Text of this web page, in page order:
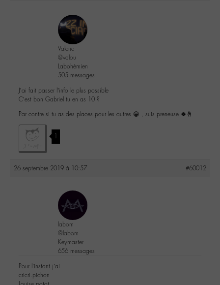
Valerie
@valou
Labohémien
505 messages
J’ai fait passer l’info le plus possible
C’est bon Gabriel tu en as 10 ?
Par contre si tu as des places pour les autres 😁 , suis preneuse 🍀🤞
1
26 septembre 2019 à 10:57 #60012
labom
@labom
Keymaster
656 messages
Pour l’instant j’ai
cricri.pichon